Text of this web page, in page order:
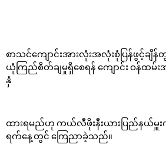
စာသင်ကျောင်းအားလုံးအလုံးစုံပြန်ဖွင့်ချိန်
ယုံကြည်စိတ်ချမှုရှိစေရန် ကျောင်း ဝန်ထ
နှံ
ထားရမည်ဟု ကယ်လီဖိုးနီးယားပြည်နယ်မှူ
ရက်နေ့တွင် ကြေညာခဲ့သည်။